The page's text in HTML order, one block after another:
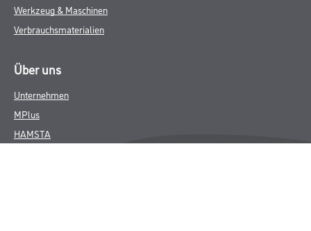
Werkzeug & Maschinen
Verbrauchsmaterialien
Über uns
Unternehmen
MPlus
HAMSTA